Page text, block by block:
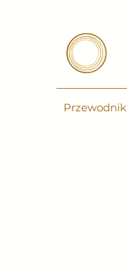
Przewodnik